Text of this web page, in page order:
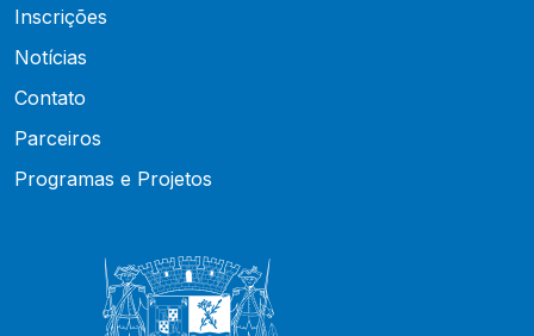
Inscrições
Notícias
Contato
Parceiros
Programas e Projetos